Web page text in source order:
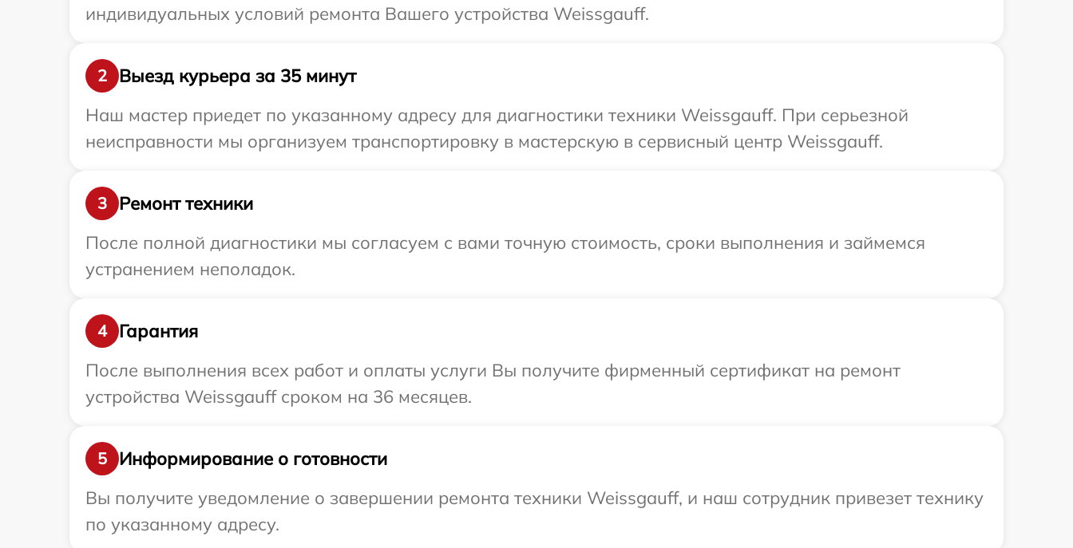
индивидуальных условий ремонта Вашего устройства Weissgauff.
2
Выезд курьера за 35 минут
Наш мастер приедет по указанному адресу для диагностики техники Weissgauff. При серьезной
неисправности мы организуем транспортировку в мастерскую в сервисный центр Weissgauff.
3
Ремонт техники
После полной диагностики мы согласуем с вами точную стоимость, сроки выполнения и займемся
устранением неполадок.
4
Гарантия
После выполнения всех работ и оплаты услуги Вы получите фирменный сертификат на ремонт
устройства Weissgauff сроком на 36 месяцев.
5
Информирование о готовности
Вы получите уведомление о завершении ремонта техники Weissgauff, и наш сотрудник привезет технику
по указанному адресу.